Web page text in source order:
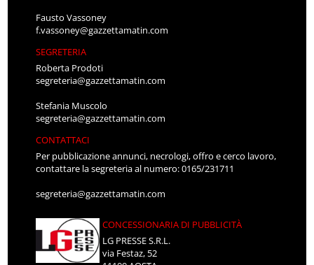
Fausto Vassoney
f.vassoney@gazzettamatin.com
SEGRETERIA
Roberta Prodoti
segreteria@gazzettamatin.com
Stefania Muscolo
segreteria@gazzettamatin.com
CONTATTACI
Per pubblicazione annunci, necrologi, offro e cerco lavoro,
contattare la segreteria al numero: 0165/231711
segreteria@gazzettamatin.com
CONCESSIONARIA DI PUBBLICITÀ
LG PRESSE S.R.L.
via Festaz, 52